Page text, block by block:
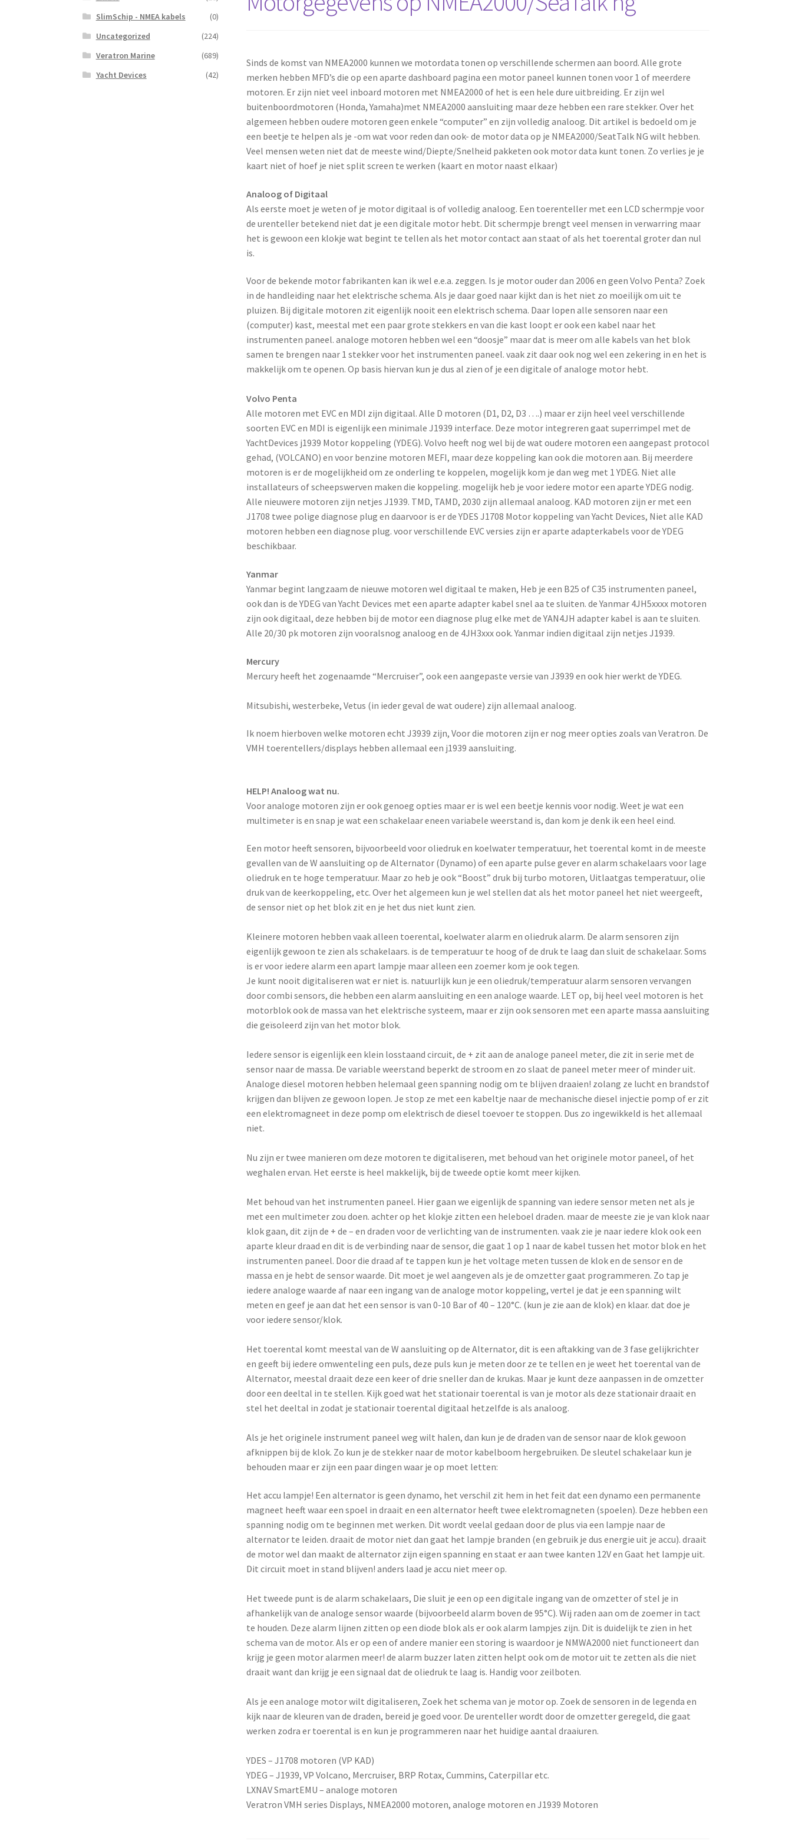
Sinds de komst van NMEA2000 kunnen we motordata tonen op verschillende schermen aan boord. Alle grote
merken hebben MFD’s die op een aparte dashboard pagina een motor paneel kunnen tonen voor 1 of meerdere
motoren. Er zijn niet veel inboard motoren met NMEA2000 of het is een hele dure uitbreiding. Er zijn wel
buitenboordmotoren (Honda, Yamaha)met NMEA2000 aansluiting maar deze hebben een rare stekker. Over het
algemeen hebben oudere motoren geen enkele “computer” en zijn volledig analoog. Dit artikel is bedoeld om je
een beetje te helpen als je -om wat voor reden dan ook- de motor data op je NMEA2000/SeatTalk NG wilt hebben.
Veel mensen weten niet dat de meeste wind/Diepte/Snelheid pakketen ook motor data kunt tonen. Zo verlies je je
kaart niet of hoef je niet split screen te werken (kaart en motor naast elkaar)
Analoog of Digitaal
Als eerste moet je weten of je motor digitaal is of volledig analoog. Een toerenteller met een LCD schermpje voor
de urenteller betekend niet dat je een digitale motor hebt. Dit schermpje brengt veel mensen in verwarring maar
het is gewoon een klokje wat begint te tellen als het motor contact aan staat of als het toerental groter dan nul
is.
Voor de bekende motor fabrikanten kan ik wel e.e.a. zeggen. Is je motor ouder dan 2006 en geen Volvo Penta? Zoek
in de handleiding naar het elektrische schema. Als je daar goed naar kijkt dan is het niet zo moeilijk om uit te
pluizen. Bij digitale motoren zit eigenlijk nooit een elektrisch schema. Daar lopen alle sensoren naar een
(computer) kast, meestal met een paar grote stekkers en van die kast loopt er ook een kabel naar het
instrumenten paneel. analoge motoren hebben wel een “doosje” maar dat is meer om alle kabels van het blok
samen te brengen naar 1 stekker voor het instrumenten paneel. vaak zit daar ook nog wel een zekering in en het is
makkelijk om te openen. Op basis hiervan kun je dus al zien of je een digitale of analoge motor hebt.
Volvo Penta
Alle motoren met EVC en MDI zijn digitaal. Alle D motoren (D1, D2, D3 ….) maar er zijn heel veel verschillende
soorten EVC en MDI is eigenlijk een minimale J1939 interface. Deze motor integreren gaat superrimpel met de
YachtDevices j1939 Motor koppeling (YDEG). Volvo heeft nog wel bij de wat oudere motoren een aangepast protocol
gehad, (VOLCANO) en voor benzine motoren MEFI, maar deze koppeling kan ook die motoren aan. Bij meerdere
motoren is er de mogelijkheid om ze onderling te koppelen, mogelijk kom je dan weg met 1 YDEG. Niet alle
installateurs of scheepswerven maken die koppeling. mogelijk heb je voor iedere motor een aparte YDEG nodig.
Alle nieuwere motoren zijn netjes J1939. TMD, TAMD, 2030 zijn allemaal analoog. KAD motoren zijn er met een
J1708 twee polige diagnose plug en daarvoor is er de YDES J1708 Motor koppeling van Yacht Devices, Niet alle KAD
motoren hebben een diagnose plug. voor verschillende EVC versies zijn er aparte adapterkabels voor de YDEG
beschikbaar.
Yanmar
Yanmar begint langzaam de nieuwe motoren wel digitaal te maken, Heb je een B25 of C35 instrumenten paneel,
ook dan is de YDEG van Yacht Devices met een aparte adapter kabel snel aa te sluiten. de Yanmar 4JH5xxxx motoren
zijn ook digitaal, deze hebben bij de motor een diagnose plug elke met de YAN4JH adapter kabel is aan te sluiten.
Alle 20/30 pk motoren zijn vooralsnog analoog en de 4JH3xxx ook. Yanmar indien digitaal zijn netjes J1939.
Mercury
Mercury heeft het zogenaamde “Mercruiser”, ook een aangepaste versie van J3939 en ook hier werkt de YDEG.
Mitsubishi, westerbeke, Vetus (in ieder geval de wat oudere) zijn allemaal analoog.
Ik noem hierboven welke motoren echt J3939 zijn, Voor die motoren zijn er nog meer opties zoals van Veratron. De
VMH toerentellers/displays hebben allemaal een j1939 aansluiting.
HELP! Analoog wat nu.
Voor analoge motoren zijn er ook genoeg opties maar er is wel een beetje kennis voor nodig. Weet je wat een
multimeter is en snap je wat een schakelaar eneen variabele weerstand is, dan kom je denk ik een heel eind.
Een motor heeft sensoren, bijvoorbeeld voor oliedruk en koelwater temperatuur, het toerental komt in de meeste
gevallen van de W aansluiting op de Alternator (Dynamo) of een aparte pulse gever en alarm schakelaars voor lage
oliedruk en te hoge temperatuur. Maar zo heb je ook “Boost” druk bij turbo motoren, Uitlaatgas temperatuur, olie
druk van de keerkoppeling, etc. Over het algemeen kun je wel stellen dat als het motor paneel het niet weergeeft,
de sensor niet op het blok zit en je het dus niet kunt zien.
Kleinere motoren hebben vaak alleen toerental, koelwater alarm en oliedruk alarm. De alarm sensoren zijn
eigenlijk gewoon te zien als schakelaars. is de temperatuur te hoog of de druk te laag dan sluit de schakelaar. Soms
is er voor iedere alarm een apart lampje maar alleen een zoemer kom je ook tegen.
Je kunt nooit digitaliseren wat er niet is. natuurlijk kun je een oliedruk/temperatuur alarm sensoren vervangen
door combi sensors, die hebben een alarm aansluiting en een analoge waarde. LET op, bij heel veel motoren is het
motorblok ook de massa van het elektrische systeem, maar er zijn ook sensoren met een aparte massa aansluiting
die geïsoleerd zijn van het motor blok.
Iedere sensor is eigenlijk een klein losstaand circuit, de + zit aan de analoge paneel meter, die zit in serie met de
sensor naar de massa. De variable weerstand beperkt de stroom en zo slaat de paneel meter meer of minder uit.
Analoge diesel motoren hebben helemaal geen spanning nodig om te blijven draaien! zolang ze lucht en brandstof
krijgen dan blijven ze gewoon lopen. Je stop ze met een kabeltje naar de mechanische diesel injectie pomp of er zit
een elektromagneet in deze pomp om elektrisch de diesel toevoer te stoppen. Dus zo ingewikkeld is het allemaal
niet.
Nu zijn er twee manieren om deze motoren te digitaliseren, met behoud van het originele motor paneel, of het
weghalen ervan. Het eerste is heel makkelijk, bij de tweede optie komt meer kijken.
Met behoud van het instrumenten paneel. Hier gaan we eigenlijk de spanning van iedere sensor meten net als je
met een multimeter zou doen. achter op het klokje zitten een heleboel draden. maar de meeste zie je van klok naar
klok gaan, dit zijn de + de – en draden voor de verlichting van de instrumenten. vaak zie je naar iedere klok ook een
aparte kleur draad en dit is de verbinding naar de sensor, die gaat 1 op 1 naar de kabel tussen het motor blok en het
instrumenten paneel. Door die draad af te tappen kun je het voltage meten tussen de klok en de sensor en de
massa en je hebt de sensor waarde. Dit moet je wel aangeven als je de omzetter gaat programmeren. Zo tap je
iedere analoge waarde af naar een ingang van de analoge motor koppeling, vertel je dat je een spanning wilt
meten en geef je aan dat het een sensor is van 0-10 Bar of 40 – 120°C. (kun je zie aan de klok) en klaar. dat doe je
voor iedere sensor/klok.
Het toerental komt meestal van de W aansluiting op de Alternator, dit is een aftakking van de 3 fase gelijkrichter
en geeft bij iedere omwenteling een puls, deze puls kun je meten door ze te tellen en je weet het toerental van de
Alternator, meestal draait deze een keer of drie sneller dan de krukas. Maar je kunt deze aanpassen in de omzetter
door een deeltal in te stellen. Kijk goed wat het stationair toerental is van je motor als deze stationair draait en
stel het deeltal in zodat je stationair toerental digitaal hetzelfde is als analoog.
Als je het originele instrument paneel weg wilt halen, dan kun je de draden van de sensor naar de klok gewoon
afknippen bij de klok. Zo kun je de stekker naar de motor kabelboom hergebruiken. De sleutel schakelaar kun je
behouden maar er zijn een paar dingen waar je op moet letten:
Het accu lampje! Een alternator is geen dynamo, het verschil zit hem in het feit dat een dynamo een permanente
magneet heeft waar een spoel in draait en een alternator heeft twee elektromagneten (spoelen). Deze hebben een
spanning nodig om te beginnen met werken. Dit wordt veelal gedaan door de plus via een lampje naar de
alternator te leiden. draait de motor niet dan gaat het lampje branden (en gebruik je dus energie uit je accu). draait
de motor wel dan maakt de alternator zijn eigen spanning en staat er aan twee kanten 12V en Gaat het lampje uit.
Dit circuit moet in stand blijven! anders laad je accu niet meer op.
Het tweede punt is de alarm schakelaars, Die sluit je een op een digitale ingang van de omzetter of stel je in
afhankelijk van de analoge sensor waarde (bijvoorbeeld alarm boven de 95°C). Wij raden aan om de zoemer in tact
te houden. Deze alarm lijnen zitten op een diode blok als er ook alarm lampjes zijn. Dit is duidelijk te zien in het
schema van de motor. Als er op een of andere manier een storing is waardoor je NMWA2000 niet functioneert dan
krijg je geen motor alarmen meer! de alarm buzzer laten zitten helpt ook om de motor uit te zetten als die niet
draait want dan krijg je een signaal dat de oliedruk te laag is. Handig voor zeilboten.
Als je een analoge motor wilt digitaliseren, Zoek het schema van je motor op. Zoek de sensoren in de legenda en
kijk naar de kleuren van de draden, bereid je goed voor. De urenteller wordt door de omzetter geregeld, die gaat
werken zodra er toerental is en kun je programmeren naar het huidige aantal draaiuren.
YDES – J1708 motoren (VP KAD)
YDEG – J1939, VP Volcano, Mercruiser, BRP Rotax, Cummins, Caterpillar etc.
LXNAV SmartEMU – analoge motoren
Veratron VMH series Displays, NMEA2000 motoren, analoge motoren en J1939 Motoren
SlimSchip - NMEA kabels
(0)
Uncategorized
(224)
Veratron Marine
(689)
Yacht Devices
(42)